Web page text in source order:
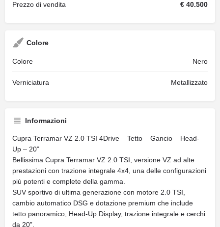
Prezzo di vendita € 40.500
Colore
Colore Nero
Verniciatura Metallizzato
Informazioni
Cupra Terramar VZ 2.0 TSI 4Drive – Tetto – Gancio – Head-
Up – 20”
Bellissima Cupra Terramar VZ 2.0 TSI, versione VZ ad alte
prestazioni con trazione integrale 4x4, una delle configurazioni
più potenti e complete della gamma.
SUV sportivo di ultima generazione con motore 2.0 TSI,
cambio automatico DSG e dotazione premium che include
tetto panoramico, Head-Up Display, trazione integrale e cerchi
da 20”.